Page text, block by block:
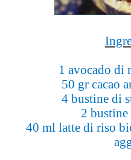
1 avocado di
50 gr cacao
4 bustine di
2
40 ml latte di riso